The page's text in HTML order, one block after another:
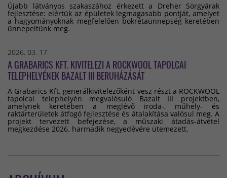
Újabb látványos szakaszához érkezett a Dreher Sörgyárak
fejlesztése: elértük az épületek legmagasabb pontját, amelyet
a hagyományoknak megfelelően bokrétaünnepség keretében
ünnepeltünk meg.
2026. 03. 17
A GRABARICS KFT. KIVITELEZI A ROCKWOOL TAPOLCAI
TELEPHELYÉNEK BAZALT III BERUHÁZÁSÁT
A Grabarics Kft. generálkivitelezőként vesz részt a ROCKWOOL
tapolcai telephelyén megvalósuló Bazalt III projektben,
amelynek keretében a meglévő iroda-, műhely- és
raktárterületek átfogó fejlesztése és átalakítása valósul meg. A
projekt tervezett befejezése, a műszaki átadás-átvétel
megkezdése 2026. harmadik negyedévére ütemezett.